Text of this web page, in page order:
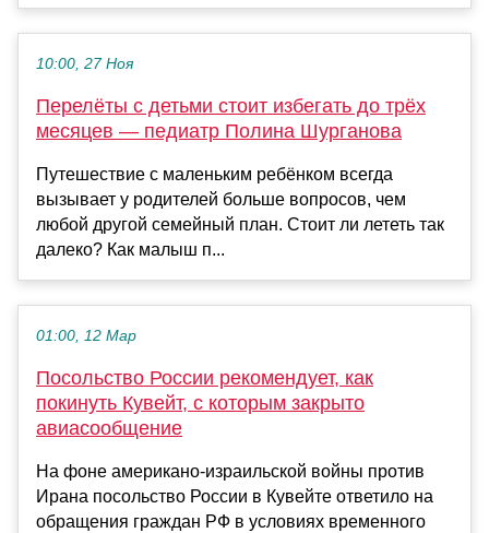
10:00, 27 Ноя
Перелёты с детьми стоит избегать до трёх
месяцев — педиатр Полина Шурганова
Путешествие с маленьким ребёнком всегда
вызывает у родителей больше вопросов, чем
любой другой семейный план. Стоит ли лететь так
далеко? Как малыш п...
01:00, 12 Мар
Посольство России рекомендует, как
покинуть Кувейт, с которым закрыто
авиасообщение
На фоне американо-израильской войны против
Ирана посольство России в Кувейте ответило на
обращения граждан РФ в условиях временного